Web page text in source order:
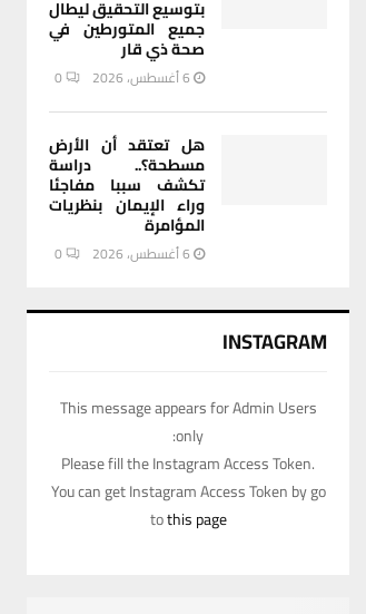
بتوسيع التحقيق ليطال
جميع المتورطين في
صحة ذي قار
6 أغسطس، 2026 0
هل تعتقد أن الأرض
مسطحة؟.. دراسة
تكشف سببا مفاجئا
وراء الإيمان بنظريات
المؤامرة
6 أغسطس، 2026 0
INSTAGRAM
This message appears for Admin Users
only:
Please fill the Instagram Access Token.
You can get Instagram Access Token by go
tothis page